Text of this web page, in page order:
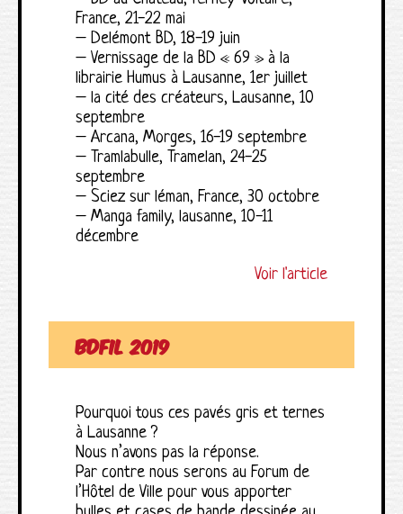
France, 21-22 mai
– Delémont BD, 18-19 juin
– Vernissage de la BD « 69 » à la
librairie Humus à Lausanne, 1er juillet
– la cité des créateurs, Lausanne, 10
septembre
– Arcana, Morges, 16-19 septembre
– Tramlabulle, Tramelan, 24-25
septembre
– Sciez sur léman, France, 30 octobre
– Manga family, lausanne, 10-11
décembre
Voir l'article
BDFIL 2019
Pourquoi tous ces pavés gris et ternes
à Lausanne ?
Nous n’avons pas la réponse.
Par contre nous serons au Forum de
l’Hôtel de Ville pour vous apporter